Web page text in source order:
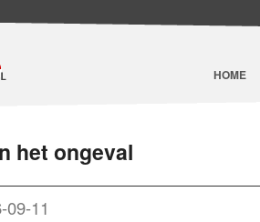
HOME
het ongeval
09-11